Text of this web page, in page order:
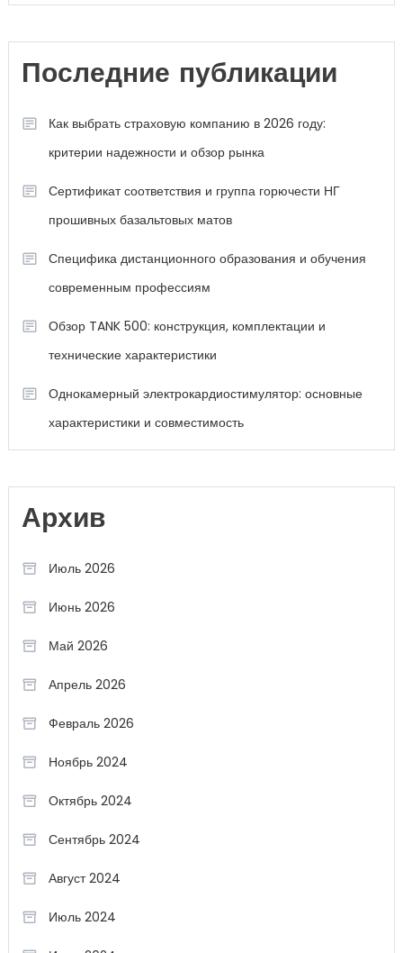
Последние публикации
Как выбрать страховую компанию в 2026 году:
критерии надежности и обзор рынка
Сертификат соответствия и группа горючести НГ
прошивных базальтовых матов
Специфика дистанционного образования и обучения
современным профессиям
Обзор TANK 500: конструкция, комплектации и
технические характеристики
Однокамерный электрокардиостимулятор: основные
характеристики и совместимость
Архив
Июль 2026
Июнь 2026
Май 2026
Апрель 2026
Февраль 2026
Ноябрь 2024
Октябрь 2024
Сентябрь 2024
Август 2024
Июль 2024